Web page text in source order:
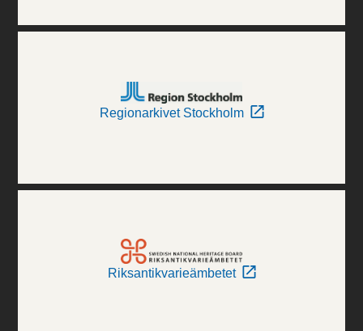
Regionarkivet Stockholm
Riksantikvarieämbetet